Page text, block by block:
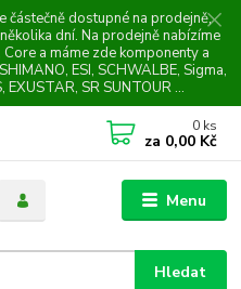
částečně dostupné na prodejně,
dní. Na prodejně nabízíme
a máme zde komponenty a
ESI, SCHWALBE, Sigma,
SR SUNTOUR ...
Menu
Hledat
0 ks
za 0,00 Kč